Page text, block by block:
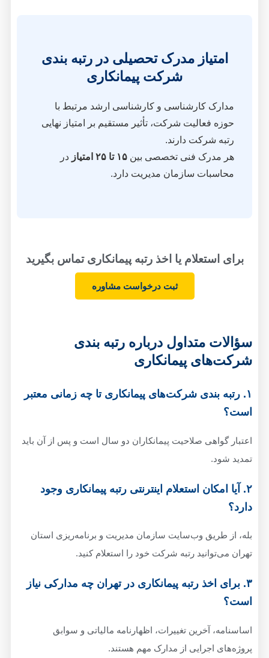
امتیاز مدرک تحصیلی در رتبه بندی
شرکت پیمانکاری
مدارک کارشناسی و کارشناسی ارشد مرتبط با
حوزه فعالیت شرکت، تأثیر مستقیم بر امتیاز نهایی
رتبه شرکت دارند.
هر مدرک فنی تخصصی بین ۱۵ تا ۲۵ امتیاز
در
محاسبات سازمان مدیریت دارد.
برای استعلام یا اخذ رتبه پیمانکاری تماس بگیرید
ثبت درخواست مشاوره
سؤالات متداول درباره رتبه بندی
شرکت‌های پیمانکاری
۱. رتبه بندی شرکت‌های پیمانکاری تا چه زمانی معتبر
است؟
اعتبار گواهی صلاحیت پیمانکاران دو سال است و پس از آن باید
تمدید شود.
۲. آیا امکان استعلام اینترنتی رتبه پیمانکاری وجود
دارد؟
بله، از طریق وب‌سایت سازمان مدیریت و برنامه‌ریزی استان
تهران می‌توانید رتبه شرکت خود را استعلام کنید.
۳. برای اخذ رتبه پیمانکاری در تهران چه مدارکی نیاز
است؟
اساسنامه، آخرین تغییرات، اظهارنامه مالیاتی و سوابق
پروژه‌های اجرایی از مدارک مهم هستند.